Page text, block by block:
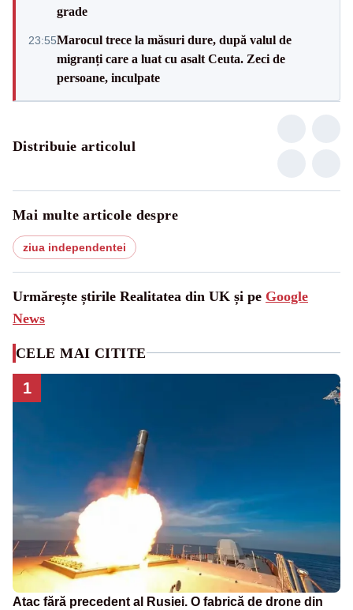
grade
23:55Marocul trece la măsuri dure, după valul de
migranți care a luat cu asalt Ceuta. Zeci de
persoane, inculpate
Distribuie articolul
Mai multe articole despre
ziua independentei
Urmărește știrile Realitatea din UK și pe Google
News
CELE MAI CITITE
1
Atac fără precedent al Rusiei. O fabrică de drone din